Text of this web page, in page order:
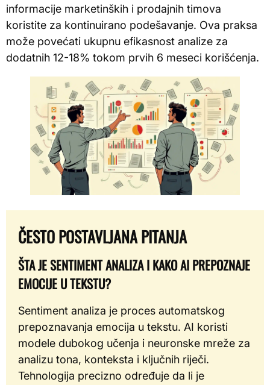
informacije marketinških i prodajnih timova
koristite za kontinuirano podešavanje. Ova praksa
može povećati ukupnu efikasnost analize za
dodatnih 12-18% tokom prvih 6 meseci korišćenja.
ČESTO POSTAVLJANA PITANJA
ŠTA JE SENTIMENT ANALIZA I KAKO AI PREPOZNAJE
EMOCIJE U TEKSTU?
Sentiment analiza je proces automatskog
prepoznavanja emocija u tekstu. AI koristi
modele dubokog učenja i neuronske mreže za
analizu tona, konteksta i ključnih riječi.
Tehnologija precizno određuje da li je